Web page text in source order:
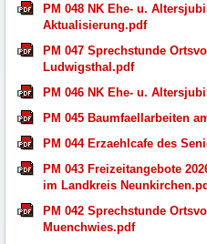
PM 048 NK Ehe- u.
Aktualisierung.pdf
PM 047 Sprechstunde
Ludwigsthal.pdf
PM 046 NK Ehe- u.
PM 045 Baumfaellarbeiten
PM 044 Erzaehlcafe des
PM 043 Freizeitangebote
im Landkreis
PM 042 Sprechstunde
Muenchwies.pdf